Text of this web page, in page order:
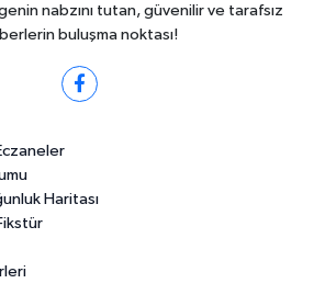
nabzını tutan, güvenilir ve tarafsız
buluşma noktası!
Haritası